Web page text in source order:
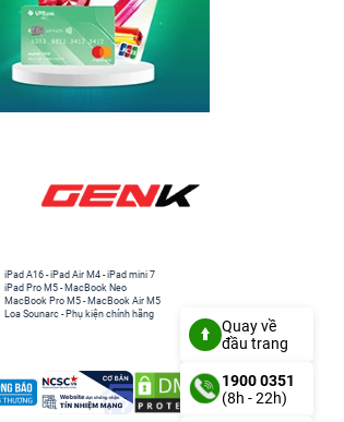
iPad A16 -iPad Air M4 -iPad mini 7
iPad Pro M5 - MacBook Neo
MacBook Pro M5 - MacBook Air M5
Loa Sounarc - Phụ kiện chính hãng
Quay về
đầu trang
1900 0351
(8h - 22h)